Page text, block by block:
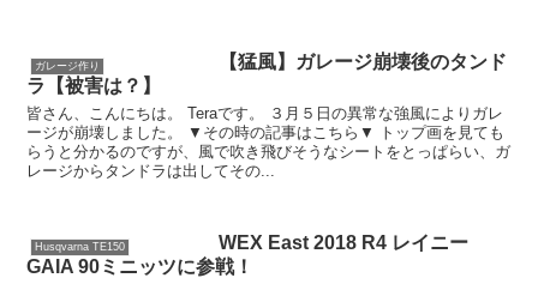
ガレージ作り
【猛風】ガレージ崩壊後のタンド
ラ【被害は？】
皆さん、こんにちは。 Teraです。 ３月５日の異常な強風によりガレ
ージが崩壊しました。 ▼その時の記事はこちら▼ トップ画を見ても
らうと分かるのですが、風で吹き飛びそうなシートをとっぱらい、ガ
レージからタンドラは出してその...
Husqvarna TE150
WEX East 2018 R4 レイニー
GAIA 90ミニッツに参戦！